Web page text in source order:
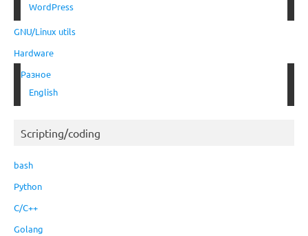
WordPress
GNU/Linux utils
Hardware
Разное
English
Scripting/coding
bash
Python
C/C++
Golang